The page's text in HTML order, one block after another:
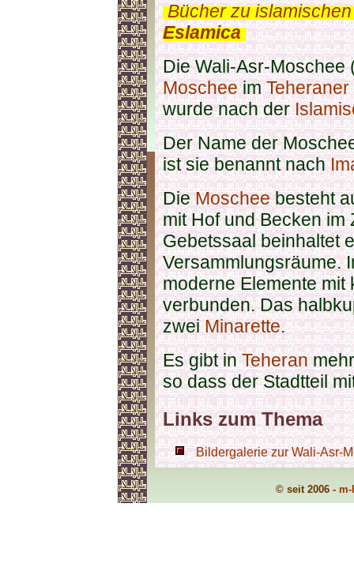
.Bücher zu
Eslamica.
Die Wali-Asr-Moschee
MoscheeimTeheraner
wurde nach der
Der Name der
ist sie benannt nach
DieMoscheebesteht
mit Hof und Becken im
Gebetssaal beinhaltet
Versammlungsräume.
moderne Elemente
verbunden. Das
zweiMinarette.
Es gibt inTeheran
so dass der Stadtteil
Links zum Thema
Bildergalerie zur Wali-Asr-
© seit 2006 - m-